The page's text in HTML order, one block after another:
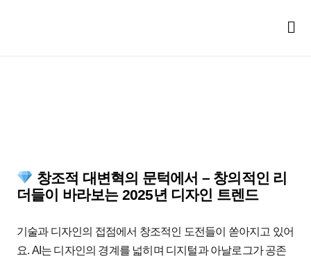
창조적 대변혁의 문턱에서 – 창의적인 리
더들이 바라보는 2025년 디자인 트렌드
기술과 디자인의 접점에서 창조적인 도전들이 쏟아지고 있어
요. AI는 디자인의 경계를 넓히며 디지털과 아날로그가 공존